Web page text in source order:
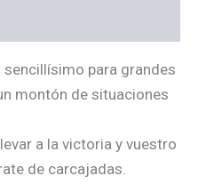
para grandes
montón de situaciones
a la victoria y vuestro
de carcajadas.